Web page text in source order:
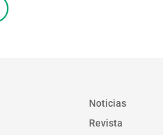
Noticias
Revista